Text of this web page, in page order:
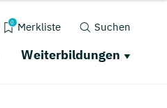
0 Merkliste Suchen
Weiterbildungen